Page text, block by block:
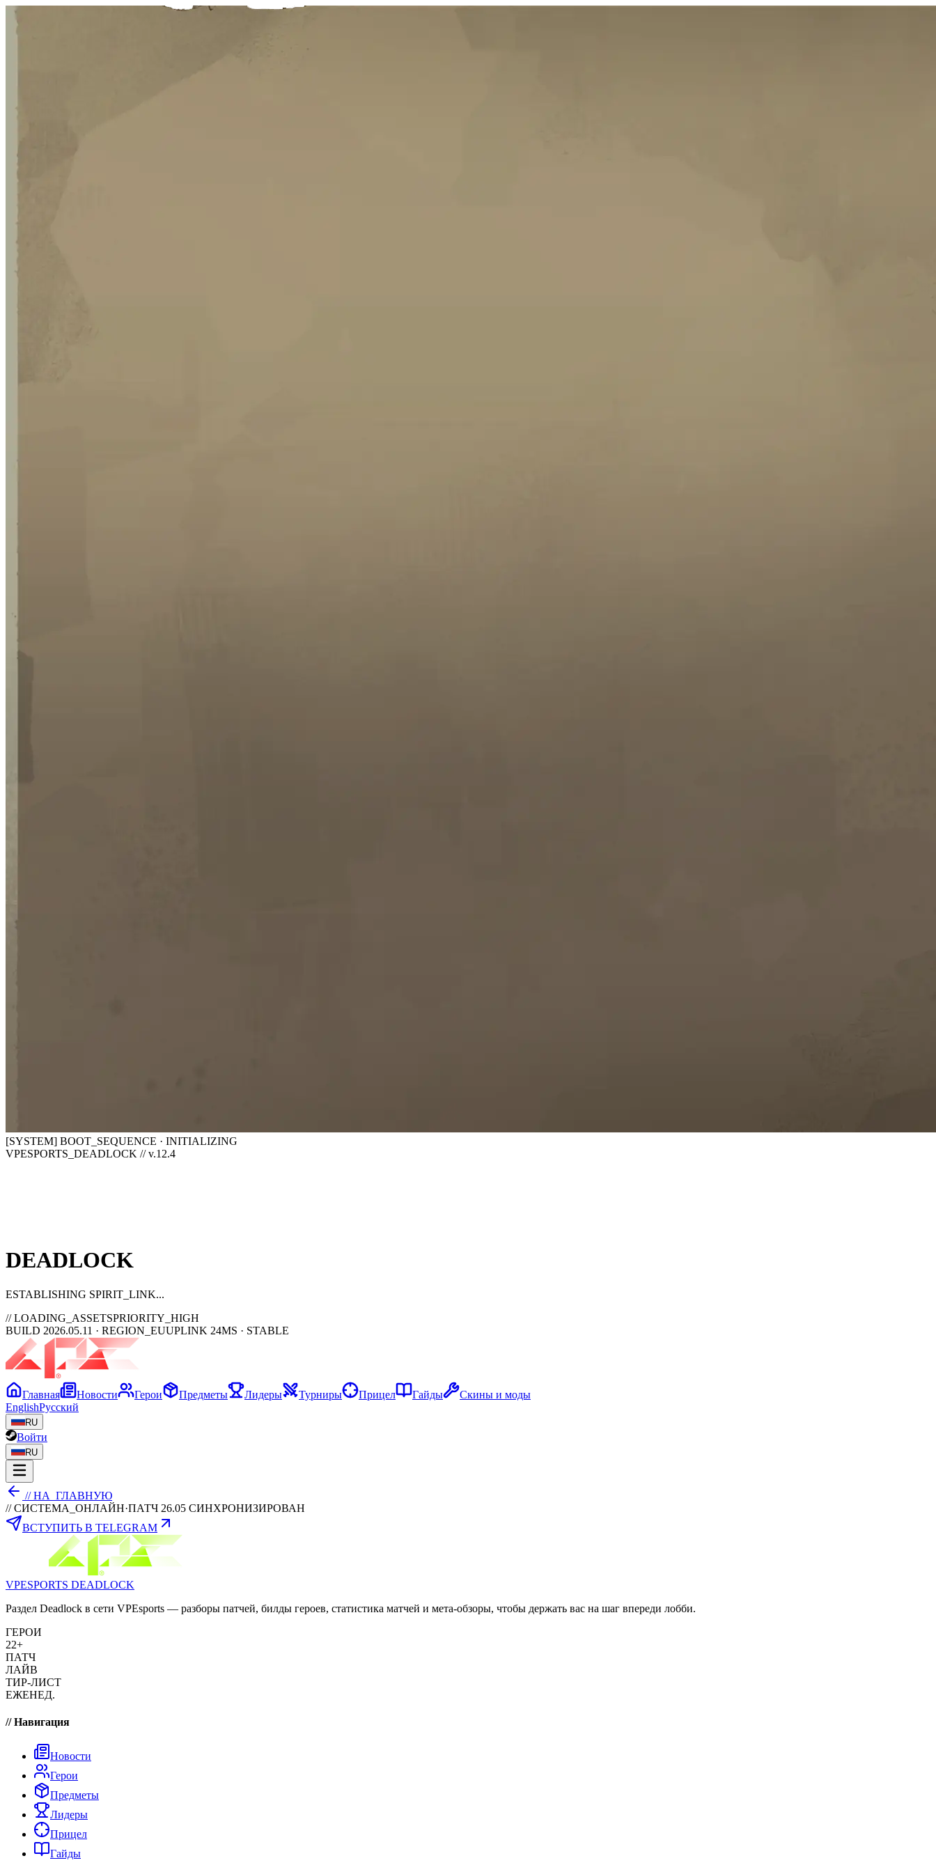
[SYSTEM] BOOT_SEQUENCE · INITIALIZING
VPESPORTS_DEADLOCK // v.12.4
DEADLOCK
ESTABLISHING SPIRIT_LINK
// LOADING_ASSETSPRIORITY_HIGH
BUILD 2026.05.11 · REGION_EUUPLINK 24MS · STABLE
Главная Новости Герои Предметы Лидеры Турниры Прицел Гайды
Скины и моды
EnglishРусский
RU
Войти
RU
// НА_ГЛАВНУЮ
// СИСТЕМА_ОНЛАЙН·ПАТЧ 26.05 СИНХРОНИЗИРОВАН
ВСТУПИТЬ В TELEGRAM
VPESPORTS DEADLOCK
Раздел Deadlock в сети VPEsports — разборы патчей, билды героев, статистика матчей и мета-обзоры, чтобы держать вас на шаг впереди лобби.
ГЕРОИ
22+
ПАТЧ
ЛАЙВ
ТИР-ЛИСТ
ЕЖЕНЕД.
// Навигация
Новости
Герои
Предметы
Лидеры
Прицел
Гайды